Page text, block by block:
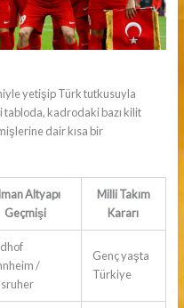
yetişip Türk tutkusuyla
tabloda, kadrodaki bazı kilit
dair kısa bir
Altyapı
Geçmişi
Milli Takım
Kararı
/
Genç yaşta
Türkiye